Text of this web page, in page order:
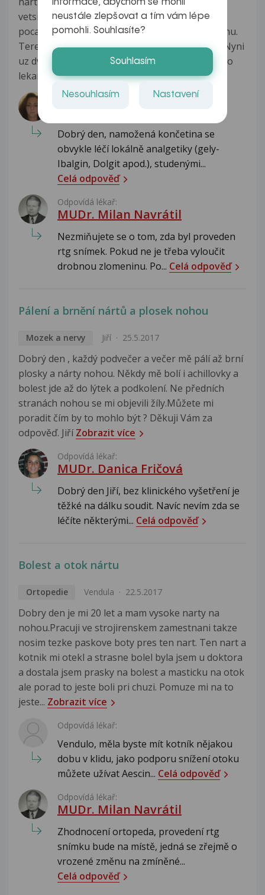
vetsiho zatizeni nohy,jelikoz jsem dva dny pred
pocatkem obtizi absolvovala vyslap na rozhlednu.
Teren byl nerovny a do kopce,asi 5km celkem. Nyni
uz dva tydny marodim,byla jsem jak u obvodniho
lekare tak...Zobrazit více
Odpovídá lékař:
Dobrý den, namožená končetina se
obvykle léčí lokálně analgetiky (gely-
Ibalgin, Dolgit apod.), studenými...
Celá odpověď
Odpovídá lékař:
MUDr. Milan Navrátil
Nezmiňujete se o tom, zda byl proveden
rtg snímek. Pokud ne je třeba vyloučit
drobnou zlomeninu. Po... Celá odpověď
Pálení a brnění nártů a plosek nohou
Mozek a nervy Jiří 25.5.2017
Dobrý den , každý podvečer a večer mě pálí až brní
plosky a nárty nohou. Někdy mě bolí i achillovky a
bolest jde až do lýtek a podkolení. Ne předních
stranách nohou se mi objevili žíly.Můžete mi
poradit čím by to mohlo být ? Děkuji Vám za
odpověď. JiříZobrazit více
Odpovídá lékař:
MUDr. Danica Fričová
Dobrý den Jiří, bez klinického vyšetření je
těžké na dálku soudit. Navíc nevím zda se
léčíte některými... Celá odpověď
Bolest a otok nártu
Ortopedie Vendula 22.5.2017
Dobry den je mi 20 let a mam vysoke narty na
nohou.Pracuji ve strojirenskem zamestnani takze
nosim tezke paskove boty pres ten nart. Ten nart a
kotnik mi otekl a strasne bolel byla jsem u doktora
a dostala jsem prasky na bolest a masticku na otok
ale porad to jeste boli pri chuzi. Pomuze mi na to
jeste... Zobrazit více
Odpovídá lékař:
Vendulo, měla byste mít kotník nějakou
dobu v klidu, jako podporu snížení otoku
můžete užívat Aescin... Celá odpověď
Odpovídá lékař:
MUDr. Milan Navrátil
Zhodnocení ortopeda, provedení rtg
snímku bude na místě, jedná se zřejmě o
vrozené změnu na zmíněné...
Celá odpověď
informace, abychom se mohli
neustále zlepšovat a tím vám lépe
pomohli. Souhlasíte?
Souhlasím
Nesouhlasím Nastavení